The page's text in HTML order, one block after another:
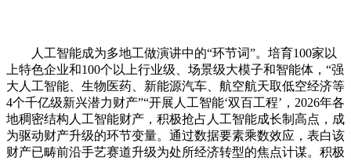
人工智能成为多地工做演讲中的“环节词”。培育100家以
上特色企业和100个以上行业级、场景级大模子和智能体，“强
大人工智能、生物医药、新能源汽车、航空航天取低空经济等
4个千亿级新兴潜力财产”“开展人工智能‘双百工程’，2026年各
地稠密结构人工智能财产，积极抢占人工智能成长制高点，成
为驱动财产升级的环节变量。通过数据要素乘数效应，表白该
财产已畴前沿手艺赛道升级为处所经济转型的焦点计谋。积极